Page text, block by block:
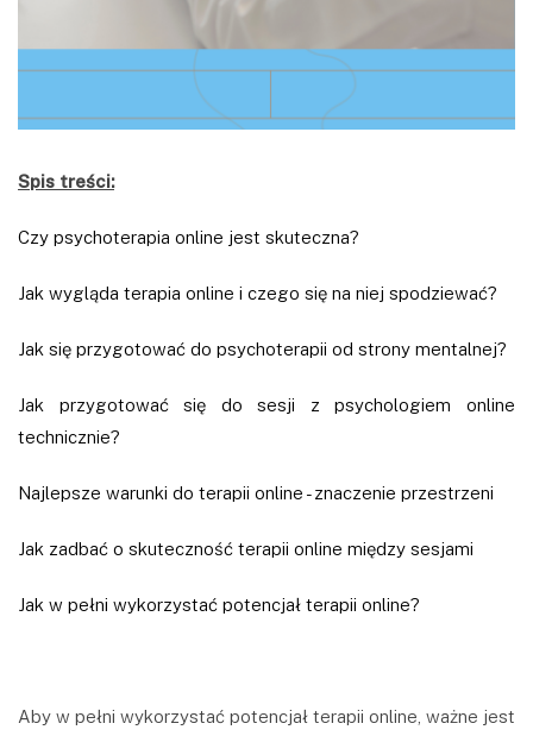
Spis treści:
Czy psychoterapia online jest skuteczna?
Jak wygląda terapia online i czego się na niej spodziewać?
Jak się przygotować do psychoterapii od strony mentalnej?
Jak przygotować się do sesji z psychologiem online
technicznie?
Najlepsze warunki do terapii online - znaczenie przestrzeni
Jak zadbać o skuteczność terapii online między sesjami
Jak w pełni wykorzystać potencjał terapii online?
Aby w pełni wykorzystać potencjał terapii online, ważne jest